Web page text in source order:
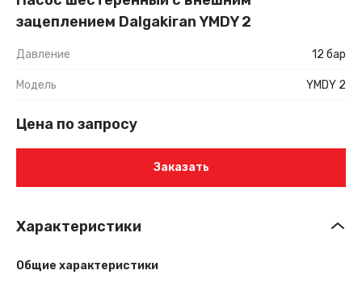
зацеплением Dalgakiran YMDY 2
Давление 12 бар
Модель YMDY 2
Цена по запросу
Заказать
Характеристики
Общие характеристики